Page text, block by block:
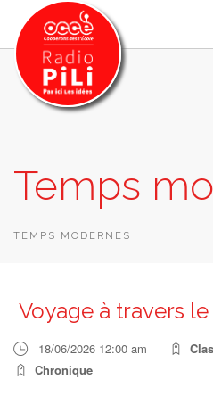
GRILLE DES PROGRAMMES
EMISSIONS / PODCASTS
RECHERCHER
Temps
TEMPS MODERNES
Voyage à travers
18/06/2026 12:00 am
Chronique